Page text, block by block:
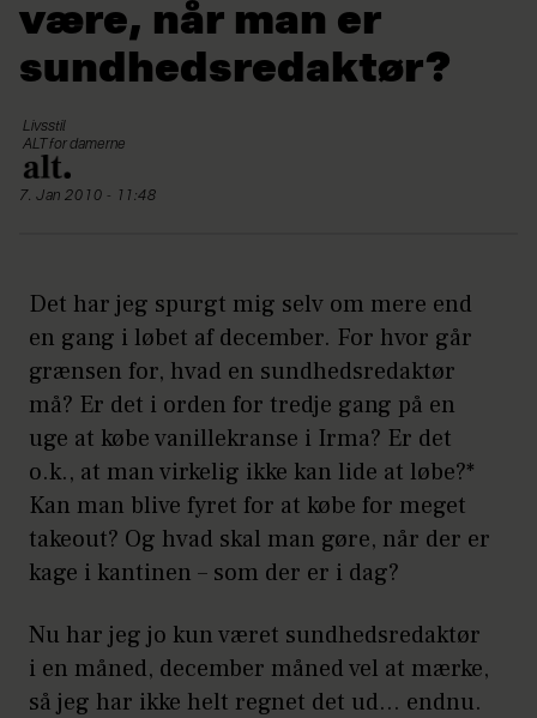
være, når man er
sundhedsredaktør?
Livsstil
ALT for damerne
7. Jan 2010 - 11:48
Det har jeg spurgt mig selv om mere end
en gang i løbet af december. For hvor går
grænsen for, hvad en sundhedsredaktør
må? Er det i orden for tredje gang på en
uge at købe vanillekranse i Irma? Er det
o.k., at man virkelig ikke kan lide at løbe?*
Kan man blive fyret for at købe for meget
takeout? Og hvad skal man gøre, når der er
kage i kantinen – som der er i dag?
Nu har jeg jo kun været sundhedsredaktør
i en måned, december måned vel at mærke,
så jeg har ikke helt regnet det ud… endnu.